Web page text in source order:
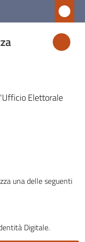
Elettorale
una delle seguenti
Digitale.